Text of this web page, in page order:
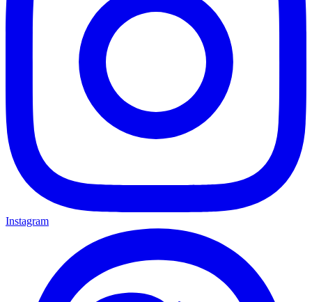
Instagram